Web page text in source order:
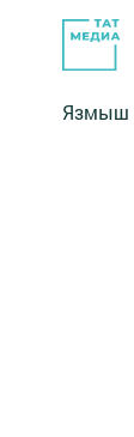
Язмыш